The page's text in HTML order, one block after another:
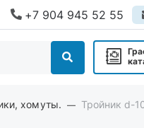
+7 904 945 52 55
хомуты. Тройник d-